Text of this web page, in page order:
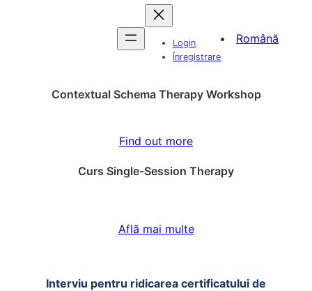
Login
Înregistrare
Română
Contextual Schema Therapy Workshop
Find out more
Curs Single-Session Therapy
Află mai multe
Interviu pentru ridicarea certificatului de